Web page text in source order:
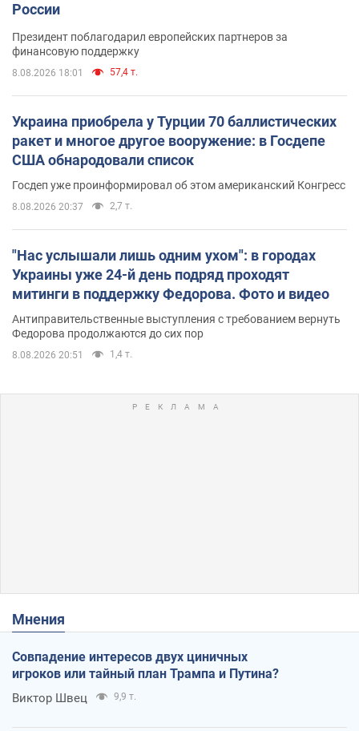
России
Президент поблагодарил европейских партнеров за
финансовую поддержку
8.08.2026 18:01 57,4 т.
Украина приобрела у Турции 70 баллистических
ракет и многое другое вооружение: в Госдепе
США обнародовали список
Госдеп уже проинформировал об этом американский Конгресс
8.08.2026 20:37 2,7 т.
"Нас услышали лишь одним ухом": в городах
Украины уже 24-й день подряд проходят
митинги в поддержку Федорова. Фото и видео
Антиправительственные выступления с требованием вернуть
Федорова продолжаются до сих пор
8.08.2026 20:51 1,4 т.
Мнения
Совпадение интересов двух циничных
игроков или тайный план Трампа и Путина?
Виктор Швец 9,9 т.